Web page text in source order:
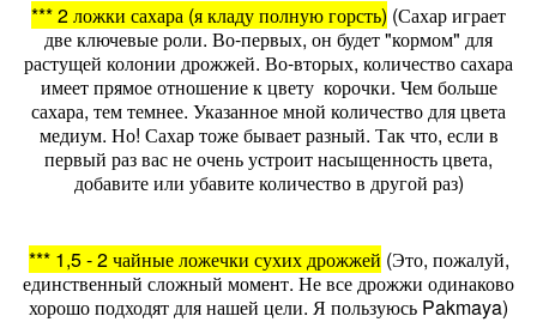
*** 2 ложки сахара (я кладу полную горсть) (Сахар играет
две ключевые роли. Во-первых, он будет "кормом" для
растущей колонии дрожжей. Во-вторых, количество сахара
имеет прямое отношение к цвету корочки. Чем больше
сахара, тем темнее. Указанное мной количество для цвета
медиум. Но! Сахар тоже бывает разный. Так что, если в
первый раз вас не очень устроит насыщенность цвета,
добавите или убавите количество в другой раз)
*** 1,5 - 2 чайные ложечки сухих дрожжей (Это, пожалуй,
единственный сложный момент. Не все дрожжи одинаково
хорошо подходят для нашей цели. Я пользуюсь Pakmaya)